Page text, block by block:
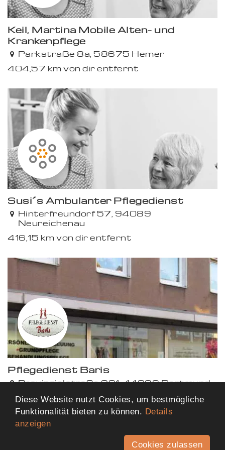
Premium
Keil, Martina Mobile Alten- und
Krankenpflege
Parkstraße 8a, 58675 Hemer
404,57 km von dir entfernt
Premium
Susi´s Ambulanter Pflegedienst
Hinterfreundorf 57, 94089
Neureichenau
416,15 km von dir entfernt
Pflegedienst Baris
Provinzialstraße 391, 44388 Dortmund
428,49 km von dir entfernt
Diese Website nutzt Cookies, um bestmögliche
Funktionalität bieten zu können. Details
anzeigen
Cookies zulassen